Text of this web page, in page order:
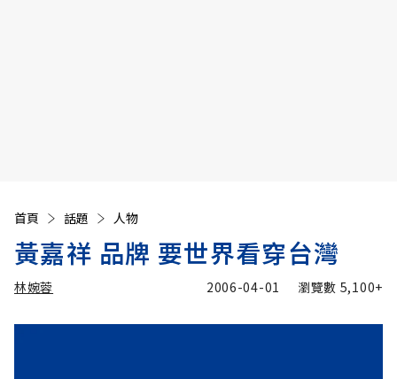
首頁 話題 人物
黃嘉祥 品牌 要世界看穿台灣
林婉蓉 2006-04-01 瀏覽數 5,100+